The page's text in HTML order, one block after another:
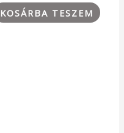
KOSÁRBA TESZEM